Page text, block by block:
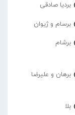
بردیا صادقی
برسام و ژیوان
برشام
برهان و علیرضا
بلا